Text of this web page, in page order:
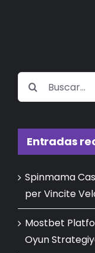
Buscar:
Entradas
Spinmama
per Vincite
Mostbet
Oyun